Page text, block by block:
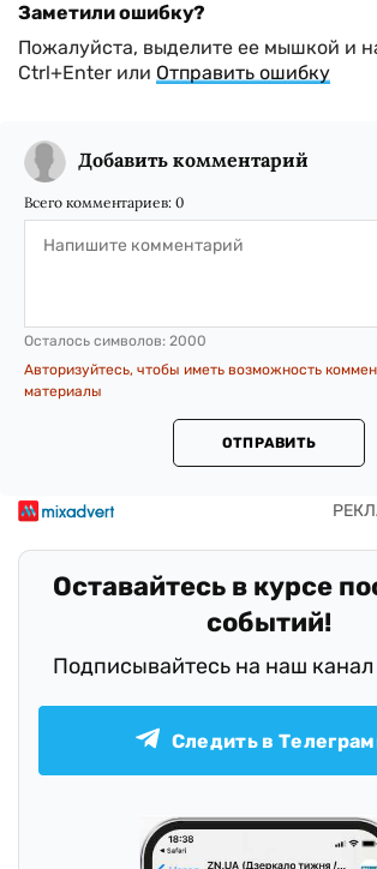
Заметили ошибку?
Пожалуйста, выделите ее мышкой и
Ctrl+Enter или Отправить ошибку
Добавить комментарий
Всего комментариев: 0
Осталось символов: 2000
Авторизуйтесь, чтобы иметь возможность
материалы
ОТПРАВИТЬ
Оставайтесь в курсе
событий!
Подписывайтесь на наш канал
Следить в